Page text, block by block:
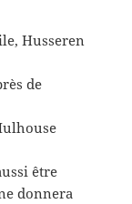
Husseren
de
être
donnera